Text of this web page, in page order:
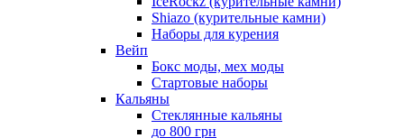
Shiazo (курительные камни)
Наборы для курения
Вейп
Бокс моды, мех моды
Стартовые наборы
Кальяны
Стеклянные кальяны
до 800 грн